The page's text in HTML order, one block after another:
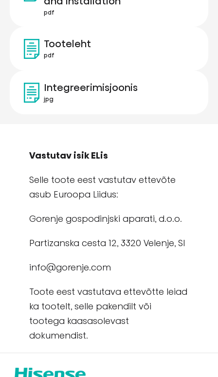
pdf
Tooteleht
pdf
Integreerimisjoonis
jpg
Vastutav isik ELis
Selle toote eest vastutav ettevõte
asub Euroopa Liidus:
Gorenje gospodinjski aparati, d.o.o.
Partizanska cesta 12, 3320 Velenje, Sl
info@gorenje.com
Toote eest vastutava ettevõtte leiad
ka tootelt, selle pakendilt või
tootega kaasasolevast
dokumendist.